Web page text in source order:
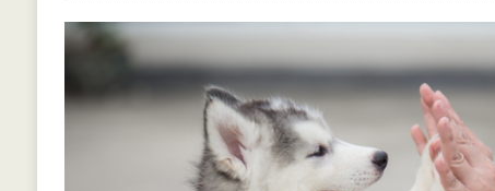
[ Oktober 17, 2018 ] Wachstumskurven für
[ Oktober 10, 2018 ] Neue Ergänzungen für
[ Juli 25, 2018 ] Hunde Nachrichten für